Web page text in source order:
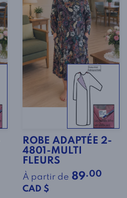
ROBE ADAPTÉE 2-
4801-MULTI
FLEURS
À partir de 89.00
CAD $